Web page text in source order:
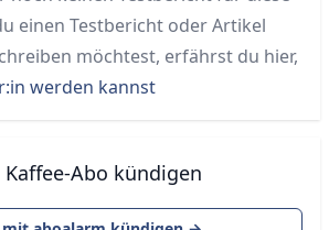
einen Testbericht oder Artikel
möchtest, erfährst du hier,
werden kannst
Abo kündigen